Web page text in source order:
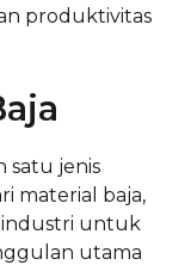
produktivitas
satu jenis
material baja,
industri untuk
utama